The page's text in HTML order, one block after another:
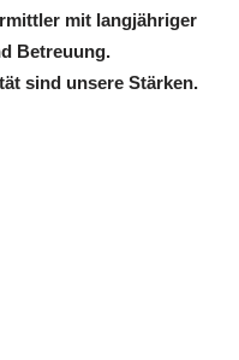
mit langjähriger
Betreuung.
sind unsere Stärken.